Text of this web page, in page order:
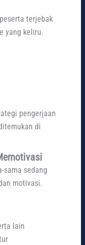
terjebak
yang keliru.
pengerjaan
di
sama sedang
motivasi.
lain